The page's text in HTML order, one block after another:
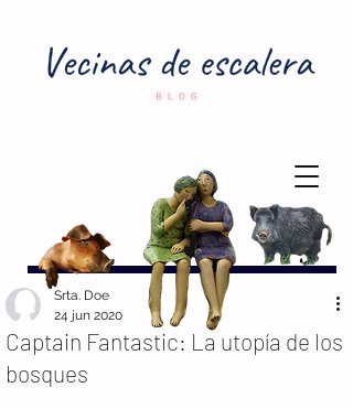
Captain Fantastic: La utopía de los
bosques
Srta. Doe
24 jun 2020